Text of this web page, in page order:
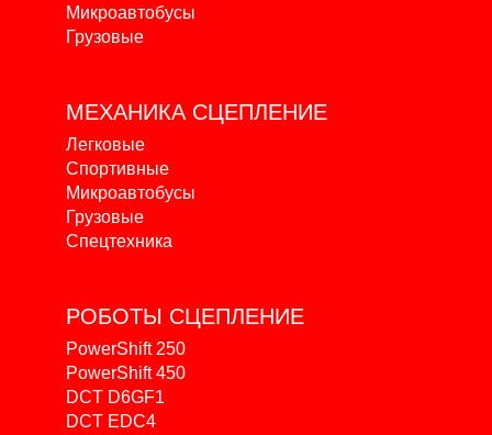
Микроавтобусы
Грузовые
МЕХАНИКА СЦЕПЛЕНИЕ
Легковые
Спортивные
Микроавтобусы
Грузовые
Спецтехника
РОБОТЫ СЦЕПЛЕНИЕ
PowerShift 250
PowerShift 450
DCT D6GF1
DCT EDC4